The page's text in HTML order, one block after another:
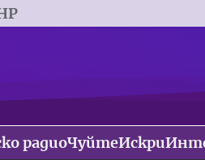
радиоЧуйтеИскри